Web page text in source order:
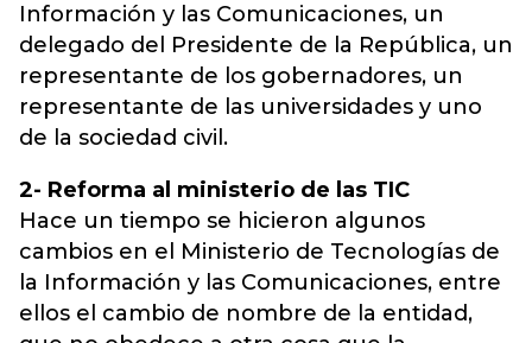
Información y las Comunicaciones, un
delegado del Presidente de la República, un
representante de los gobernadores, un
representante de las universidades y uno
de la sociedad civil.
2- Reforma al ministerio de las TIC
Hace un tiempo se hicieron algunos
cambios en el Ministerio de Tecnologías de
la Información y las Comunicaciones, entre
ellos el cambio de nombre de la entidad,